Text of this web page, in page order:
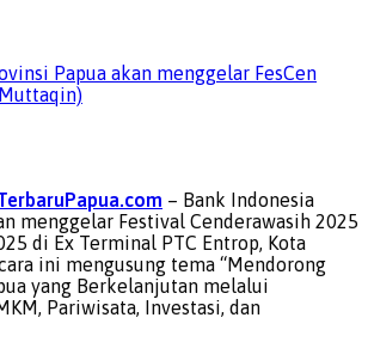
Papua akan menggelar FesCen
– Bank Indonesia
menggelar Festival Cenderawasih 2025
di Ex Terminal PTC Entrop, Kota
ini mengusung tema “Mendorong
yang Berkelanjutan melalui
Pariwisata, Investasi, dan